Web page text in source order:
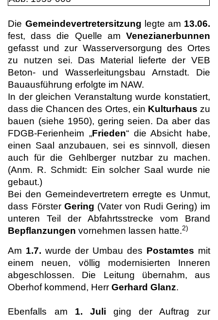
Die Gemeindevertretersitzung legte am 13.06.
fest, dass die Quelle am Venezianerbunnen
gefasst und zur Wasserversorgung des Ortes
zu nutzen sei. Das Material lieferte der VEB
Beton- und Wasserleitungsbau Arnstadt. Die
Bauausführung erfolgte im NAW.
In der gleichen Veranstaltung wurde konstatiert,
dass die Chancen des Ortes, ein Kulturhaus zu
bauen (siehe 1950), gering seien. Da aber das
FDGB-Ferienheim „Frieden“ die Absicht habe,
einen Saal anzubauen, sei es sinnvoll, diesen
auch für die Gehlberger nutzbar zu machen.
(Anm. R. Schmidt: Ein solcher Saal wurde nie
gebaut.)
Bei den Gemeindevertretern erregte es Unmut,
dass Förster Gering (Vater von Rudi Gering) im
unteren Teil der Abfahrtsstrecke vom Brand
Bepflanzungen vornehmen lassen hatte.2)
Am 1.7. wurde der Umbau des Postamtes mit
einem neuen, völlig modernisierten Inneren
abgeschlossen. Die Leitung übernahm, aus
Oberhof kommend, HerrGerhard Glanz.
Ebenfalls am 1. Juli ging der Auftrag zur